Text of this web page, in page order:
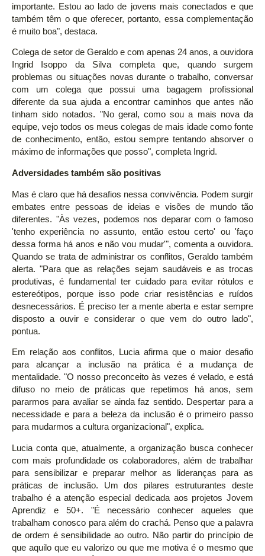
importante. Estou ao lado de jovens mais conectados e que
também têm o que oferecer, portanto, essa complementação
é muito boa", destaca.
Colega de setor de Geraldo e com apenas 24 anos, a ouvidora
Ingrid Isoppo da Silva completa que, quando surgem
problemas ou situações novas durante o trabalho, conversar
com um colega que possui uma bagagem profissional
diferente da sua ajuda a encontrar caminhos que antes não
tinham sido notados. "No geral, como sou a mais nova da
equipe, vejo todos os meus colegas de mais idade como fonte
de conhecimento, então, estou sempre tentando absorver o
máximo de informações que posso", completa Ingrid.
Adversidades também são positivas
Mas é claro que há desafios nessa convivência. Podem surgir
embates entre pessoas de ideias e visões de mundo tão
diferentes. "Às vezes, podemos nos deparar com o famoso
'tenho experiência no assunto, então estou certo' ou 'faço
dessa forma há anos e não vou mudar'", comenta a ouvidora.
Quando se trata de administrar os conflitos, Geraldo também
alerta. "Para que as relações sejam saudáveis e as trocas
produtivas, é fundamental ter cuidado para evitar rótulos e
estereótipos, porque isso pode criar resistências e ruídos
desnecessários. É preciso ter a mente aberta e estar sempre
disposto a ouvir e considerar o que vem do outro lado",
pontua.
Em relação aos conflitos, Lucia afirma que o maior desafio
para alcançar a inclusão na prática é a mudança de
mentalidade. "O nosso preconceito às vezes é velado, e está
difuso no meio de práticas que repetimos há anos, sem
pararmos para avaliar se ainda faz sentido. Despertar para a
necessidade e para a beleza da inclusão é o primeiro passo
para mudarmos a cultura organizacional", explica.
Lucia conta que, atualmente, a organização busca conhecer
com mais profundidade os colaboradores, além de trabalhar
para sensibilizar e preparar melhor as lideranças para as
práticas de inclusão. Um dos pilares estruturantes deste
trabalho é a atenção especial dedicada aos projetos Jovem
Aprendiz e 50+. "É necessário conhecer aqueles que
trabalham conosco para além do crachá. Penso que a palavra
de ordem é sensibilidade ao outro. Não partir do princípio de
que aquilo que eu valorizo ou que me motiva é o mesmo que